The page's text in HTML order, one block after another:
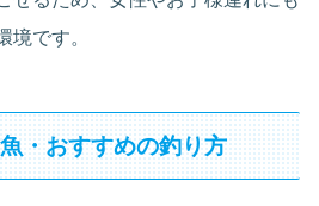
境です。
・おすすめの釣り方